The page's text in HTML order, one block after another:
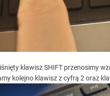
klawisz SHIFT przenosimy
kolejno klawisz z cyfrą 2 oraz